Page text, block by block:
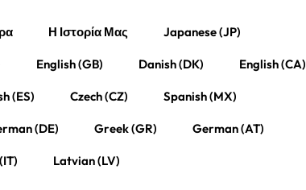
Η Ιστορία Μας Japanese (JP)
English (GB) Danish (DK) English (CA)
(ES) Czech (CZ) Spanish (MX)
(DE) Greek (GR) German (AT)
Latvian (LV)